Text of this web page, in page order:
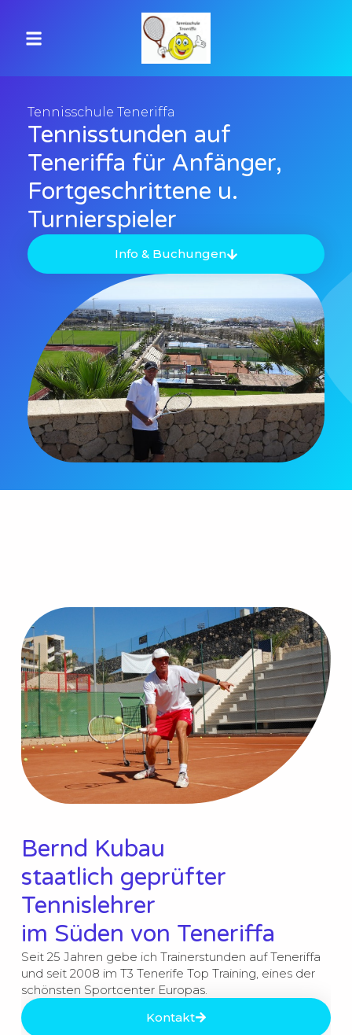
Tennisschule Teneriffa
Tennisstunden auf
Teneriffa für Anfänger,
Fortgeschrittene u.
Turnierspieler
Info & Buchungen
Bernd Kubau
staatlich geprüfter
Tennislehrer
im Süden von Teneriffa
Seit 25 Jahren gebe ich Trainerstunden auf Teneriffa
und seit 2008 im T3 Tenerife Top Training, eines der
schönsten Sportcenter Europas.
Kontakt